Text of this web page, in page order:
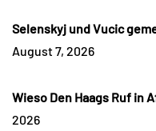
Selenskyj und Vucic
August 7, 2026
Wieso Den Haags Ruf in
2026